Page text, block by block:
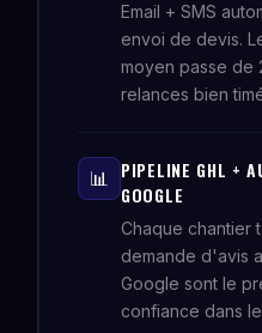
Email + SMS
envoi de devis.
moyen passe de
relances bien
📊 PIPELINE GHL +
GOOGLE
Chaque chantier
demande d'avis
Google sont le
confiance dans